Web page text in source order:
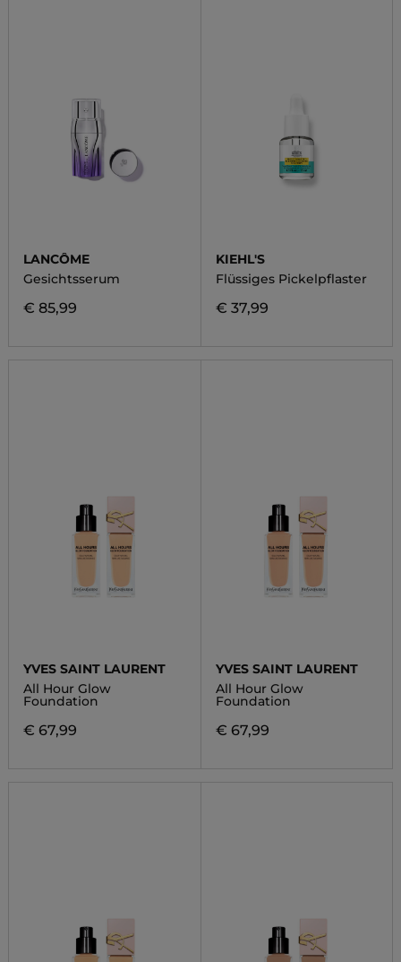
LANCÔME
Gesichtsserum
€ 85,99
KIEHL'S
Flüssiges Pickelpflaster
€ 37,99
YVES SAINT LAURENT
All Hour Glow
Foundation
€ 67,99
YVES SAINT LAURENT
All Hour Glow
Foundation
€ 67,99